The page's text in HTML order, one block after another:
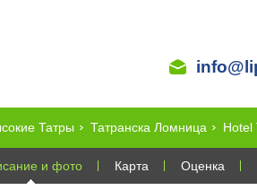
Татры Татранска Ломница Hotel
и фото Карта Оценка